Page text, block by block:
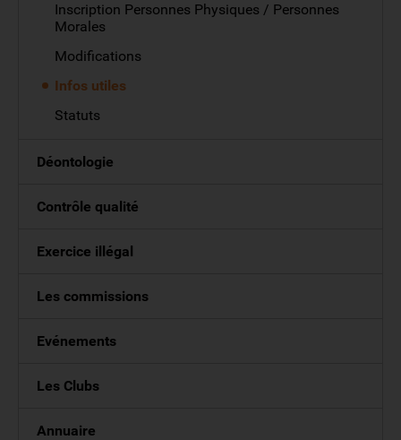
Inscription Personnes Physiques / Personnes
Morales
Modifications
Infos utiles
Statuts
Déontologie
Contrôle qualité
Exercice illégal
Les commissions
Evénements
Les Clubs
Annuaire